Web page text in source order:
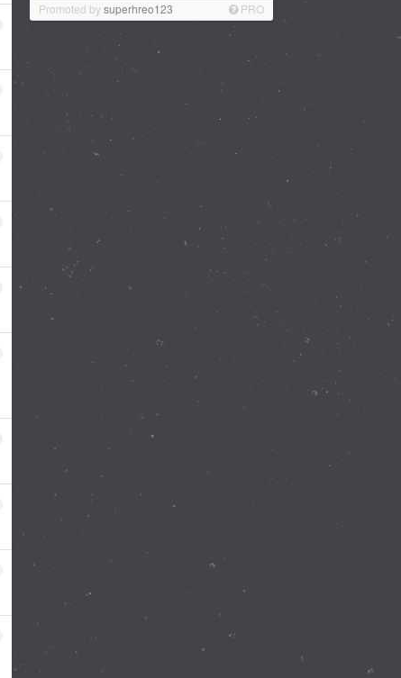
Promoted bysuperhreo123 PRO